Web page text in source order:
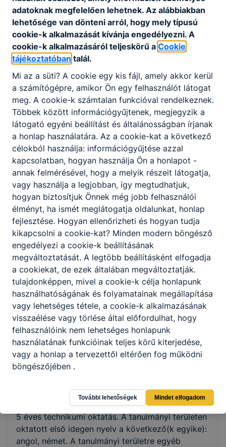
jártasság, jó ﬁzikum és ritmusérzék,
kommunikációs készség, szakmai fejlődés
irányítása.
A SZAKKÉPZETTSÉGGEL RENDELKEZŐ
a fizikai aktivitás fontosságát terjeszti, az
általa oktatott mozgásprogramokat
népszerűsíti;
változatos hangulatú, dinamikájú és edzés
hatású zenés óra fajtákat tart;
képes csoportos és egyéni vízi
edzésprogramokat vezetni;
a csoport tudásszintjének megfelelő
gyakorlat anyagot állít össze, a terhelés
intenzitás megfelelő módon szabályozza;
a gyakorlatokat bemutatja és megtanítja;
a kellemes csoportlégkört megteremti, a
csoporttagokat motiválja;
életkori sajátosságoknak megfelelő és
egyéb speciális csoportos foglalkozásokat
tervez és vezet;
a hibákat felismeri, kijavítja, a sérüléseket
megelőzi;
szükség esetén elsősegélynyújtási
feladatokat lát el;
az erőfejlesztő és kardio-gépeken végzett
egyéni edzéseket szakszerűen felügyeli;
kapcsolódó adminisztratív feladatokat lát
el.
ISKOLASPECIFIKUS INFORMÁCIÓK A KÉPZÉSHEZ
5 éves technikumi oktatás. A tanulmányi területen
oktatott első idegen nyelv a következő(k egyike):
angol, német. A tanulmányi területre egyéb
adatoknak megfelelően lehetnek. Az alábbiakban
lehetősége van dönteni arról, hogy mely típusú
cookie-k alkalmazását kívánja engedélyezni. A
cookie-k alkalmazásáról teljeskörű a Cookie
tájékoztatóban talál.
Mi az a süti? A cookie egy kis fájl, amely akkor kerül
a számítógépre, amikor Ön egy felhasználót látogat
meg. A cookie-k számtalan funkcióval rendelkeznek.
Többek között információgyűjtenek, megjegyzik a
látogató egyéni beállítást és általánosságban írjanak
a honlap használatára. Az a cookie-kat a következő
célokból használja: információgyűjtése azzal
kapcsolatban, hogyan használja Ön a honlapot -
annak felmérésével, hogy a melyik részeit látogatja,
vagy használja a legjobban, így megtudhatjuk,
hogyan biztosítjuk Önnek még jobb felhasználói
élményt, ha ismét meglátogatja oldalunkat, honlap
fejlesztése. Hogyan ellenőrizheti és hogyan tudja
kikapcsolni a cookie-kat? Minden modern böngésző
engedélyezi a cookie-k beállításának
megváltoztatását. A legtöbb beállításként elfogadja
a cookiekat, de ezek általában megváltoztatják.
tulajdonképpen, mivel a cookie-k célja honlapunk
használhatóságának és folyamatainak megállapítása
vagy lehetséges tétele, a cookie-k alkalmazásának
visszaélése vagy törlése által előfordulhat, hogy
felhasználóink ​​nem lehetséges honlapunk
használatának funkcióinak teljes körű kiterjedése,
vagy a honlap a tervezettől eltérően fog működni
böngészőjében .
További lehetőségek Mindet elfogadom